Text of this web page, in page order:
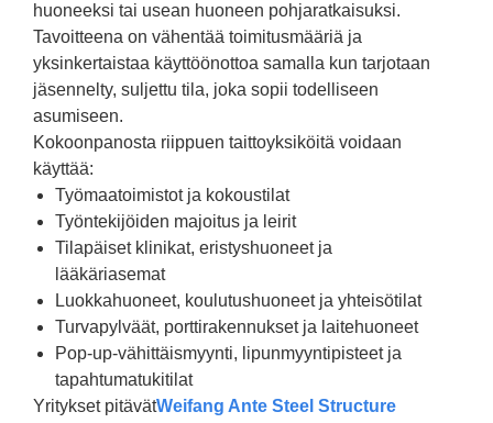
huoneeksi tai usean huoneen pohjaratkaisuksi.
Tavoitteena on vähentää toimitusmääriä ja
yksinkertaistaa käyttöönottoa samalla kun tarjotaan
jäsennelty, suljettu tila, joka sopii todelliseen
asumiseen.
Kokoonpanosta riippuen taittoyksiköitä voidaan
käyttää:
Työmaatoimistot ja kokoustilat
Työntekijöiden majoitus ja leirit
Tilapäiset klinikat, eristyshuoneet ja
lääkäriasemat
Luokkahuoneet, koulutushuoneet ja yhteisötilat
Turvapylväät, porttirakennukset ja laitehuoneet
Pop-up-vähittäismyynti, lipunmyyntipisteet ja
tapahtumatukitilat
Yritykset pitävätWeifang Ante Steel Structure